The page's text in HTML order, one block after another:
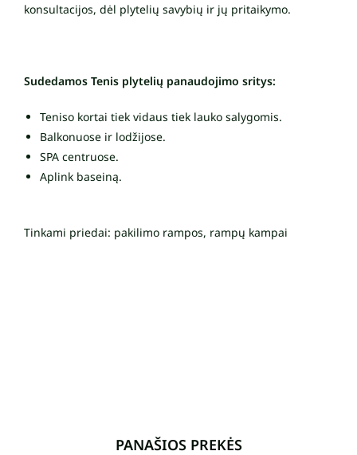
konsultacijos, dėl plytelių savybių ir jų pritaikymo.
Sudedamos Tenis plytelių panaudojimo sritys:
Teniso kortai tiek vidaus tiek lauko salygomis.
Balkonuose ir lodžijose.
SPA centruose.
Aplink baseiną.
Tinkami priedai: pakilimo rampos, rampų kampai
PANAŠIOS PREKĖS